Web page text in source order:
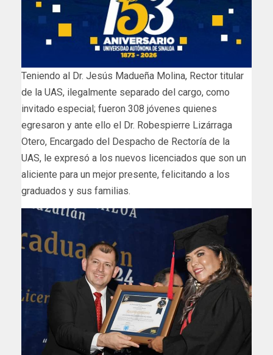
Teniendo al Dr. Jesús Madueña Molina, Rector titular
de la UAS, ilegalmente separado del cargo, como
invitado especial; fueron 308 jóvenes quienes
egresaron y ante ello el Dr. Robespierre Lizárraga
Otero, Encargado del Despacho de Rectoría de la
UAS, le expresó a los nuevos licenciados que son un
aliciente para un mejor presente, felicitando a los
graduados y sus familias.